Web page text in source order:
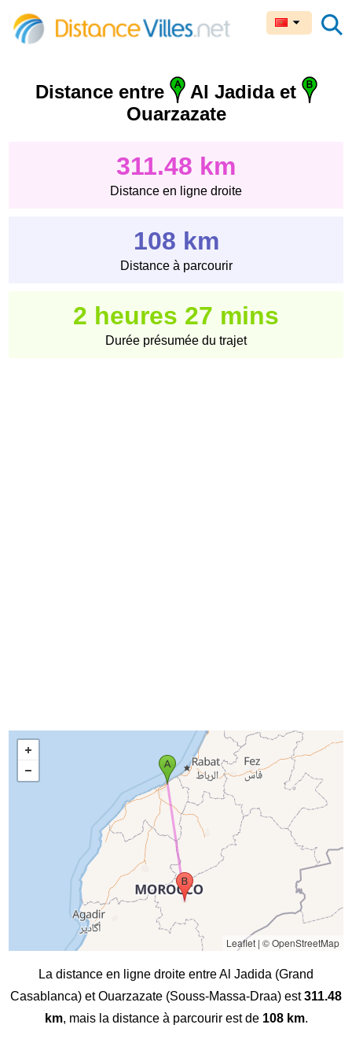
Distance entre
Al Jadida et
Ouarzazate
311.48 km
Distance en ligne droite
108 km
Distance à parcourir
2 heures 27 mins
Durée présumée du trajet
Leaflet| © OpenStreetMap
La distance en ligne droite entre Al Jadida (Grand
Casablanca) et Ouarzazate (Souss-Massa-Draa) est311.48
km, mais la distance à parcourir est de 108 km.